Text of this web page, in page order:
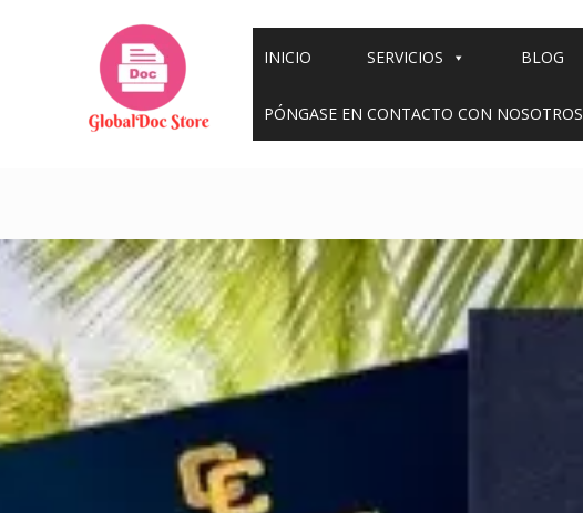
INICIO SERVICIOS BLOG
PÓNGASE EN CONTACTO CON NOSOTROS